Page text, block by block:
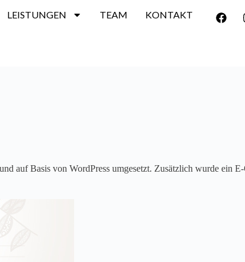
LEISTUNGEN TEAM KONTAKT
auf Basis von WordPress umgesetzt. Zusätzlich wurde ein